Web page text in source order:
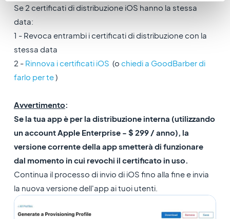
Se 2 certificati di distribuzione iOS hanno la stessa
data:
1 - Revoca entrambi i certificati di distribuzione con la
stessa data
2 - Rinnova i certificati iOS (o chiedi a GoodBarber di
farlo per te)
Avvertimento:
Se la tua app è per la distribuzione interna (utilizzando
un account Apple Enterprise - $ 299 / anno), la
versione corrente della app smetterà di funzionare
dal momento in cui revochi il certificato in uso.
Continua il processo di invio di iOS fino alla fine e invia
la nuova versione dell'app ai tuoi utenti.